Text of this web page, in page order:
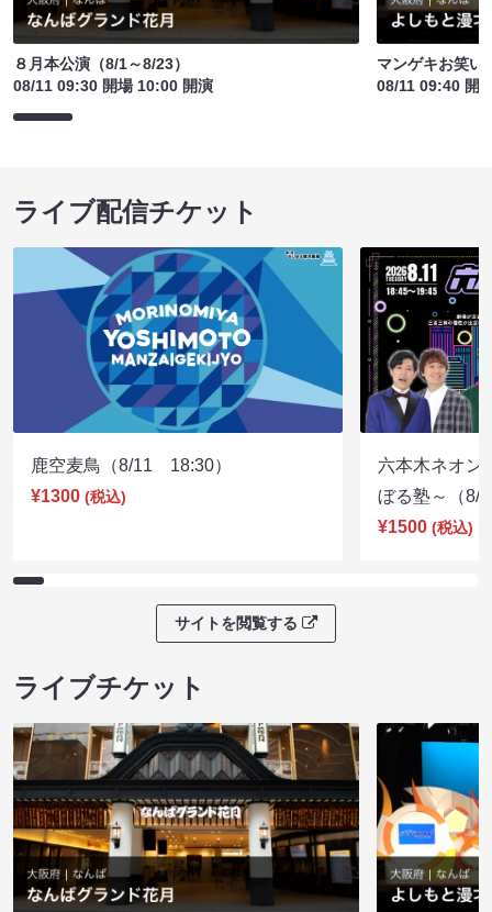
８月本公演（8/1～8/23）
08/11 09:30 開場 10:00 開演
マンゲキお笑い
08/11 09:40 開
ライブ配信チケット
鹿空麦鳥（8/11 18:30）
¥1300 (税込)
六本木ネオン
ぼる塾～（
¥1500 (税込)
サイトを閲覧する
ライブチケット